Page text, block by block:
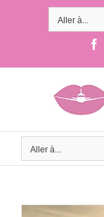
Aller à...
Aller à...